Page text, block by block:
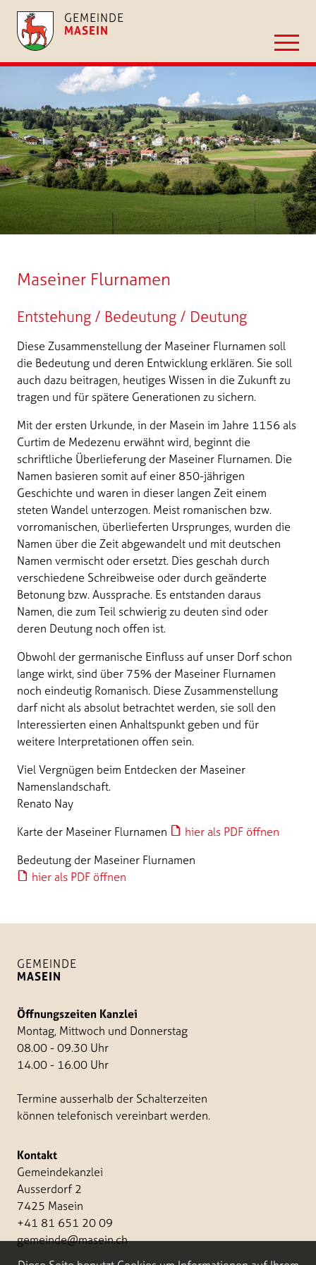
GEMEINDE
MASEIN
Maseiner Flurnamen
Entstehung / Bedeutung / Deutung
Diese Zusammenstellung der Maseiner Flurnamen soll
die Bedeutung und deren Entwicklung erklären. Sie soll
auch dazu beitragen, heutiges Wissen in die Zukunft zu
tragen und für spätere Generationen zu sichern.
Mit der ersten Urkunde, in der Masein im Jahre 1156 als
Curtim de Medezenu erwähnt wird, beginnt die
schriftliche Überlieferung der Maseiner Flurnamen. Die
Namen basieren somit auf einer 850-jährigen
Geschichte und waren in dieser langen Zeit einem
steten Wandel unterzogen. Meist romanischen bzw.
vorromanischen, überlieferten Ursprunges, wurden die
Namen über die Zeit abgewandelt und mit deutschen
Namen vermischt oder ersetzt. Dies geschah durch
verschiedene Schreibweise oder durch geänderte
Betonung bzw. Aussprache. Es entstanden daraus
Namen, die zum Teil schwierig zu deuten sind oder
deren Deutung noch offen ist.
Obwohl der germanische Einfluss auf unser Dorf schon
lange wirkt, sind über 75% der Maseiner Flurnamen
noch eindeutig Romanisch. Diese Zusammenstellung
darf nicht als absolut betrachtet werden, sie soll den
Interessierten einen Anhaltspunkt geben und für
weitere Interpretationen offen sein.
Viel Vergnügen beim Entdecken der Maseiner
Namenslandschaft.
Renato Nay
Karte der Maseiner Flurnamen
hier als PDF öffnen
Bedeutung der Maseiner Flurnamen
hier als PDF öffnen
GEMEINDE
MASEIN
Öffnungszeiten Kanzlei
Montag, Mittwoch und Donnerstag
08.00 - 09.30 Uhr
14.00 - 16.00 Uhr
Termine ausserhalb der Schalterzeiten
können telefonisch vereinbart werden.
Kontakt
Gemeindekanzlei
Ausserdorf 2
7425 Masein
+41 81 651 20 09
gemeinde@masein.ch